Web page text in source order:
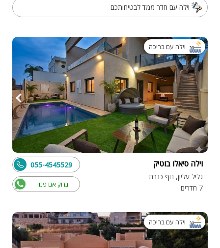
וילה עם חדר ממד לבטיחותכם
וילה עם בריכה
וילה סיאלו בוטיק
גליל עליון, נוף כנרת
7 חדרים
בדוק אם פנוי
055-4545529
וילה עם בריכה